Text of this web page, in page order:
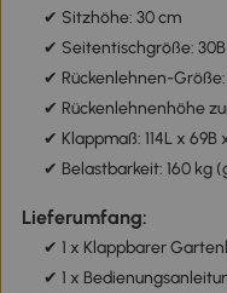
✔ Sitzhöhe: 30 cm
✔ Seitentischgröße: 30B
✔ Rückenlehnen-
✔ Rückenlehnenhöhe
✔ Klappmaß: 114L x 69B
✔ Belastbarkeit: 160 kg
Lieferumfang:
✔ 1 x Klappbarer
✔ 1 x